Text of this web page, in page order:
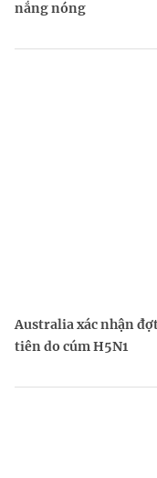
nắng nóng
Australia xác nhận
tiên do cúm H5N1